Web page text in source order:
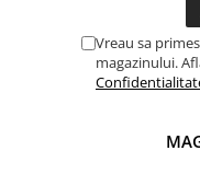
Vreau sa
magazinului.